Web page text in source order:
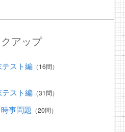
アップ
スト編（16問）
スト編（31問）
事問題 （20問）